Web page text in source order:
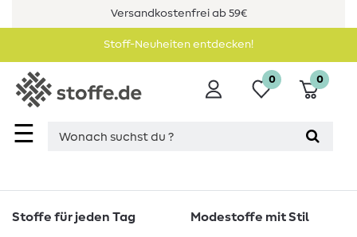
Versandkostenfrei ab 59€
Stoff-Neuheiten entdecken!
☰
0 0
Stoffe für jeden Tag Modestoffe mit Stil